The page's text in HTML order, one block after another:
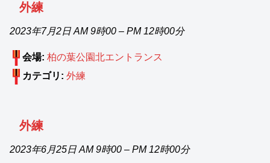
外練
2023年7月2日 AM 9時00 – PM 12時00分
会場: 柏の葉公園北エントランス
カテゴリ: 外練
外練
2023年6月25日 AM 9時00 – PM 12時00分